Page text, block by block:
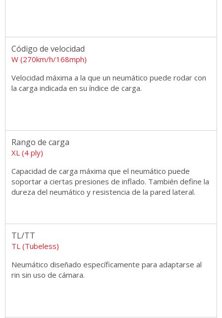
Código de velocidad
W (270km/h/168mph)
Velocidad máxima a la que un neumático puede rodar con
la carga indicada en su índice de carga.
Rango de carga
XL (4 ply)
Capacidad de carga máxima que el neumático puede
soportar a ciertas presiones de inflado. También define la
dureza del neumático y resistencia de la pared lateral.
TL/TT
TL (Tubeless)
Neumático diseñado específicamente para adaptarse al
rin sin uso de cámara.